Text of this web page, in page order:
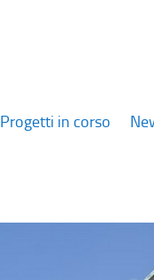
Progetti in corso